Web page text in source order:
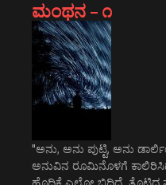
ಮಂಥನ – ೧
"ಅನು, ಅನು ಪುಟ್ಟಿ, ಅನು
ಅನುವಿನ ರೂಮಿನೊಳಗೆ
ಹೊದಿಕೆ ಎಲ್ಲೋ ಬಿದ್ದಿದೆ.